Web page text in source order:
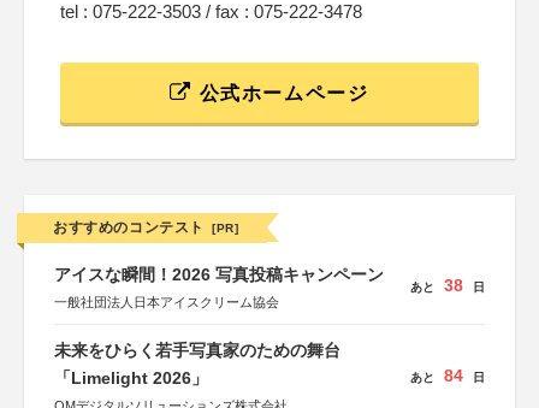
tel : 075-222-3503 / fax : 075-222-3478
公式ホームページ
おすすめのコンテスト [PR]
アイスな瞬間！2026 写真投稿キャンペーン
一般社団法人日本アイスクリーム協会
あと 38 日
未来をひらく若手写真家のための舞台
「Limelight 2026」
あと 84 日